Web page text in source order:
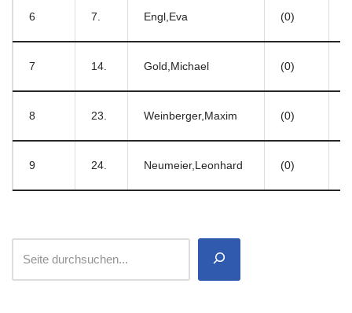
6 7. Engl,Eva (0)
7 14. Gold,Michael (0)
8 23. Weinberger,Maxim (0)
9 24. Neumeier,Leonhard (0)